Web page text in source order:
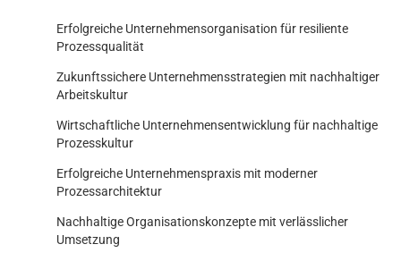
Erfolgreiche Unternehmensorganisation für resiliente
Prozessqualität
Zukunftssichere Unternehmensstrategien mit nachhaltiger
Arbeitskultur
Wirtschaftliche Unternehmensentwicklung für nachhaltige
Prozesskultur
Erfolgreiche Unternehmenspraxis mit moderner
Prozessarchitektur
Nachhaltige Organisationskonzepte mit verlässlicher
Umsetzung